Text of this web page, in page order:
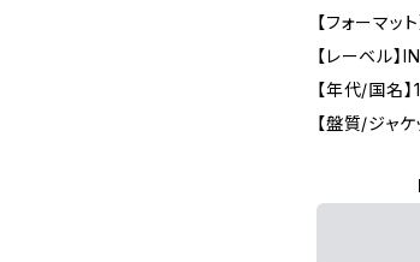
【フォーマッ
【レーベル
【年代/国名
【盤質/ジャ